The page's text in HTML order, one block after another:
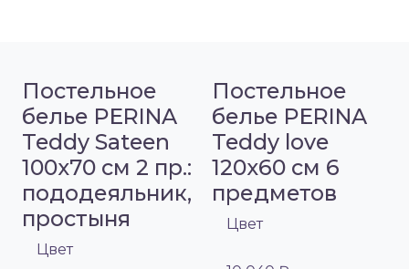
Постельное
белье PERINA
Teddy Sateen
100х70 см 2 пр.:
пододеяльник,
простыня
Цвет
Постельное
белье PERINA
Teddy love
120х60 см 6
предметов
Цвет